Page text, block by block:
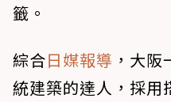
籤。
綜合日媒報導 ，大
統建築的達人，採用